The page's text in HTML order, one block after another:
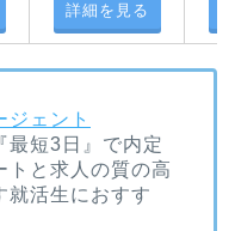
詳細を見る
ジェント
短3日』で内定
トと求人の質の高
就活生におすす